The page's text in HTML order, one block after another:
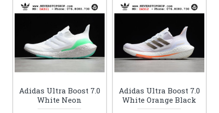
Adidas Ultra Boost 7.0
White Neon
Adidas Ultra Boost 7.0
White Orange Black